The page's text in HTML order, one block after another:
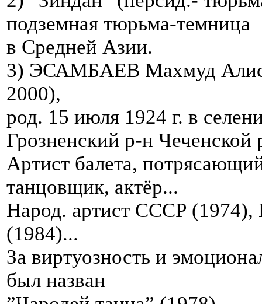
подземная тюрьма-темница
в Средней Азии.
3) ЭСАМБАЕВ Махмуд
2000),
род. 15 июля 1924 г. в
Грозненский р-н Чеченской
Артист балета,
танцовщик, актёр...
Народ. артист СССР (1974),
(1984)...
За виртуозность и
был назван